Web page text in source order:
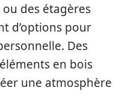
des étagères
d’options pour
Des
en bois
une atmosphère